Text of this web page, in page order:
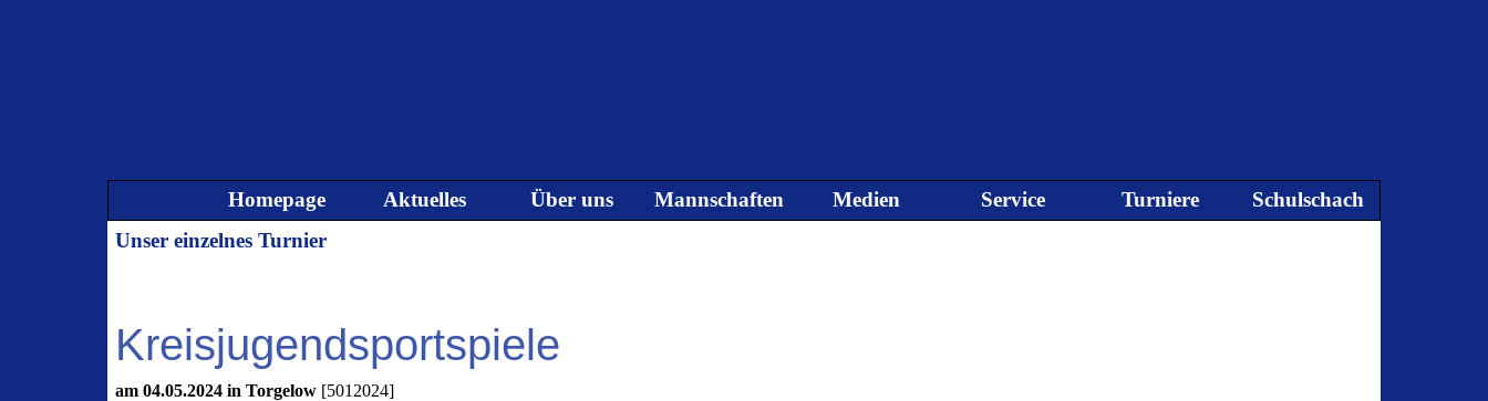
Menü überspringen
Homepage Aktuelles ▼
Über uns ▼
Mannschaften ▼
Medien ▼
Service ▼
Turniere ▼
Schulschach
Unser einzelnes Turnier
Kreisjugendsportspiele
am 04.05.2024 in Torgelow [5012024]